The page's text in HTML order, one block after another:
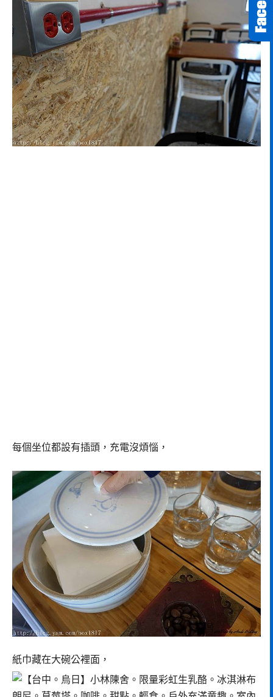
每個坐位都設有插頭，充電沒煩惱，
紙巾藏在大碗公裡面，